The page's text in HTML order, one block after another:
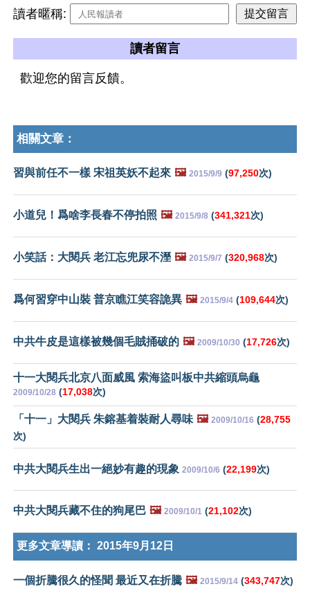
讀者暱稱:
讀者留言
歡迎您的留言反饋。
相關文章：
習與前任不一樣 宋祖英妖不起來 🖼️ 2015/9/9 (97,250次)
小道兒！爲啥李長春不停拍照 🖼️ 2015/9/8 (341,321次)
小笑話：大閱兵 老江忘兜尿不溼 🖼️ 2015/9/7 (320,968次)
爲何習穿中山裝 普京瞧江笑容詭異 🖼️ 2015/9/4 (109,644次)
中共牛皮是這樣被幾個毛賊捅破的 🖼️ 2009/10/30 (17,726次)
十一大閱兵北京八面威風 索海盜叫板中共縮頭烏龜
2009/10/28 (17,038次)
「十一」大閱兵 朱鎔基着裝耐人尋味 🖼️ 2009/10/16 (28,755
次)
中共大閱兵生出一絕妙有趣的現象 2009/10/6 (22,199次)
中共大閱兵藏不住的狗尾巴 🖼️ 2009/10/1 (21,102次)
更多文章導讀： 2015年9月12日
一個折騰很久的怪聞 最近又在折騰 🖼️ 2015/9/14 (343,747次)